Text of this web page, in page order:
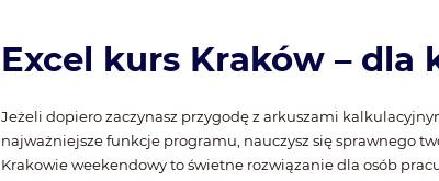
Excel kurs Kraków – dla
Jeżeli dopiero zaczynasz przygodę z arkuszami
najważniejsze funkcje programu, nauczysz się sprawnego
Krakowie weekendowy to świetne rozwiązanie dla osób